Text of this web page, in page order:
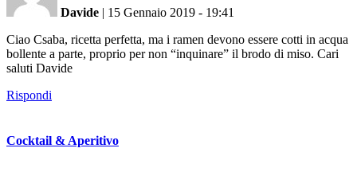
Davide | 15 Gennaio 2019 - 19:41
Ciao Csaba, ricetta perfetta, ma i ramen devono essere cotti in acqua
bollente a parte, proprio per non “inquinare” il brodo di miso. Cari
saluti Davide
Rispondi
Cocktail & Aperitivo